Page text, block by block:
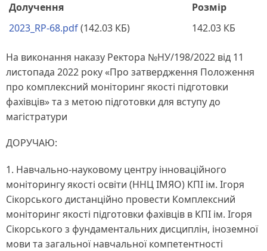
Долучення
Розмір
2023_RP-68.pdf(142.03 КБ) 142.03 КБ
На виконання наказу Ректора №НУ/198/2022 від 11
листопада 2022 року «Про затвердження Положення
про комплексний моніторинг якості підготовки
фахівців» та з метою підготовки для вступу до
магістратури
ДОРУЧАЮ:
1. Навчально-науковому центру інноваційного
моніторингу якості освіти (ННЦ ІМЯО) КПІ ім. Ігоря
Сікорського дистанційно провести Комплексний
моніторинг якості підготовки фахівців в КПІ ім. Ігоря
Сікорського з фундаментальних дисциплін, іноземної
мови та загальної навчальної компетентності